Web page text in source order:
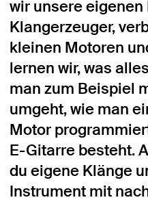
wir unsere
Klangerzeuger,
kleinen Motoren
lernen wir, was
man zum Beispiel
umgeht, wie man
Motor
E-Gitarre besteht.
du eigene Klänge
Instrument mit